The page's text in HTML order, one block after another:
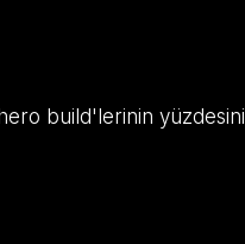
build'lerinin yüzdesini